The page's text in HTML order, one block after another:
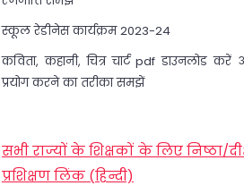
स्कूल रेडीनेस कार्यक्रम 2023-24
कविता, कहानी, चित्र चार्ट pdf डाउनलोड करें
प्रयोग करने का तरीका समझें
सभी राज्यों के शिक्षकों के लिए निष्ठा/
प्रशिक्षण लिंक (हिन्दी)